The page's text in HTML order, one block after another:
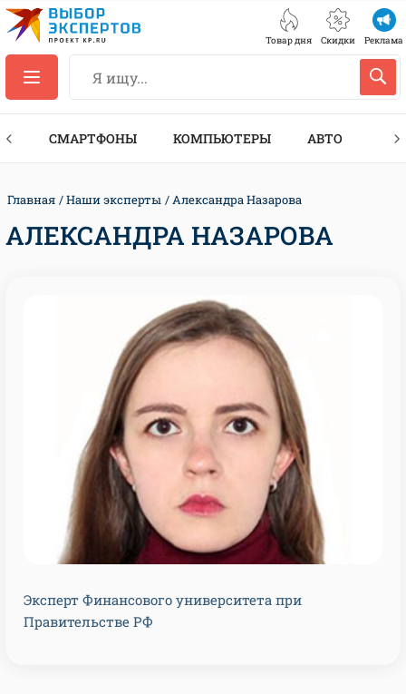
Товар дня Скидки Реклама
СМАРТФОНЫ КОМПЬЮТЕРЫ АВТО
Главная Наши эксперты Александра Назарова
АЛЕКСАНДРА НАЗАРОВА
Эксперт Финансового университета при
Правительстве РФ